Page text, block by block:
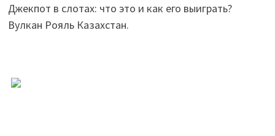
Джекпот в слотах: что это и как его выиграть?
Вулкан Рояль Казахстан.